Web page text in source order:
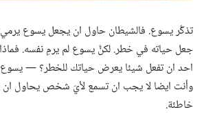
تذكَّر يسوع.‏ فالشيطان حاول ان يجعل يسوع يرمي
جعل حياته في خطر.‏ لكنَّ يسوع لم يرمِ نفسه.‏
احد ان تفعل شيئا يعرض حياتك للخطر؟‏ —‏ يسوع
وأنت ايضا لا يجب ان تسمع لأيّ شخص يحاول ان
خاطئة.‏